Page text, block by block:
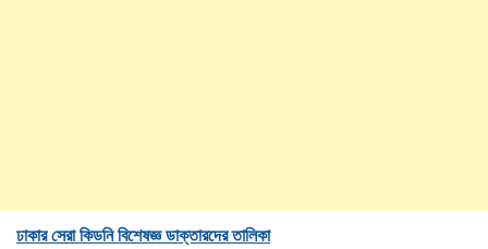
ঢাকার সেরা কিডনি বিশেষজ্ঞ ডাক্তারদের তালিকা